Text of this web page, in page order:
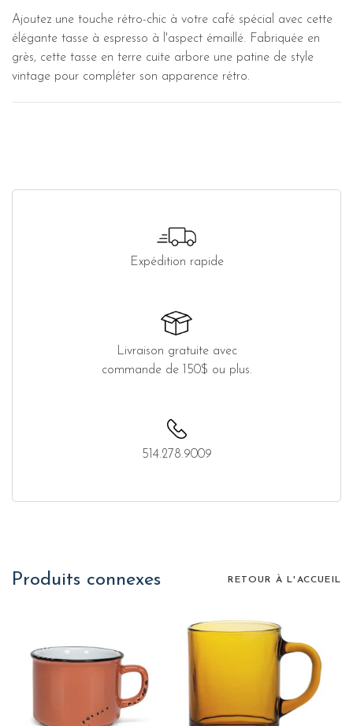
Ajoutez une touche rétro-chic à votre café spécial avec cette
élégante tasse à espresso à l'aspect émaillé. Fabriquée en
grès, cette tasse en terre cuite arbore une patine de style
vintage pour compléter son apparence rétro.
Expédition rapide
Livraison gratuite avec
commande de 150$ ou plus.
514.278.9009
Produits connexes RETOUR À L'ACCUEIL